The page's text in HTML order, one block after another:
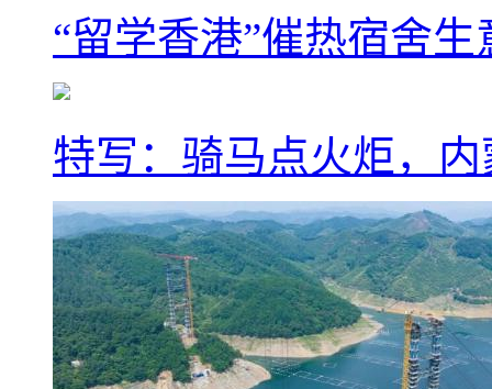
“留学香港”催热宿舍
特写：骑马点火炬，